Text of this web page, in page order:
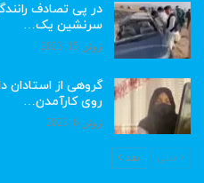
در پی تصادف
سرنشین یک…
ژوئن 15, 2023
گروهی از استادان
روی کارآمدن…
ژوئن 6, 2023
قبلی بعد